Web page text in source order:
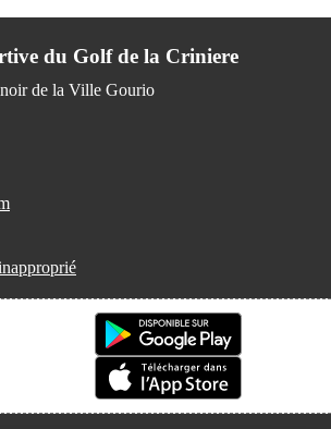
du Golf de la Criniere
de la Ville Gourio